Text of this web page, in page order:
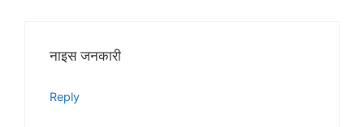
नाइस जनकारी
Reply